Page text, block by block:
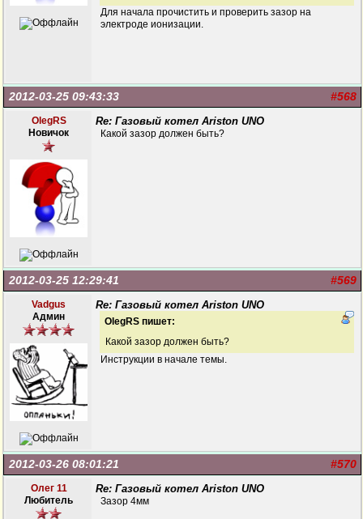
Для начала прочистить и проверить зазор на
электроде ионизации.
#568
2012-03-25 09:43:33
OlegRS
Новичок
Re: Газовый котел Ariston UNO
Какой зазор должен быть?
#569
2012-03-25 12:29:41
Vadgus
Админ
Re: Газовый котел Ariston UNO
OlegRS пишет:
Какой зазор должен быть?
Инструкции в начале темы.
#570
2012-03-26 08:01:21
Олег 11
Любитель
Re: Газовый котел Ariston UNO
Зазор 4мм